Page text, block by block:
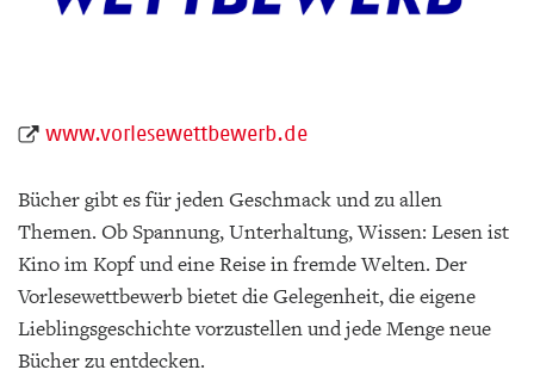
www.vorlesewettbewerb.de
Bücher gibt es für jeden Geschmack und zu allen
Themen. Ob Spannung, Unterhaltung, Wissen: Lesen ist
Kino im Kopf und eine Reise in fremde Welten. Der
Vorlesewettbewerb bietet die Gelegenheit, die eigene
Lieblingsgeschichte vorzustellen und jede Menge neue
Bücher zu entdecken.